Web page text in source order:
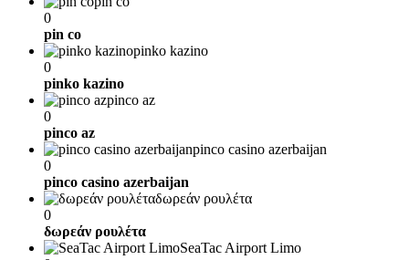
0
pin co
pinko kazino
0
pinko kazino
pinco az
0
pinco az
pinco casino azerbaijan
0
pinco casino azerbaijan
δωρεάν ρουλέτα
0
δωρεάν ρουλέτα
SeaTac Airport Limo